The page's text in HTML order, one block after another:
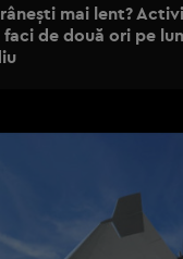
mai lent?
faci de două ori pe